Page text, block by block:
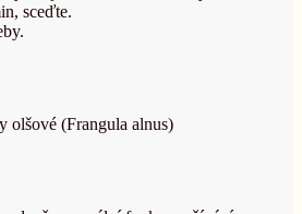
sceďte.
olšové (Frangula alnus)